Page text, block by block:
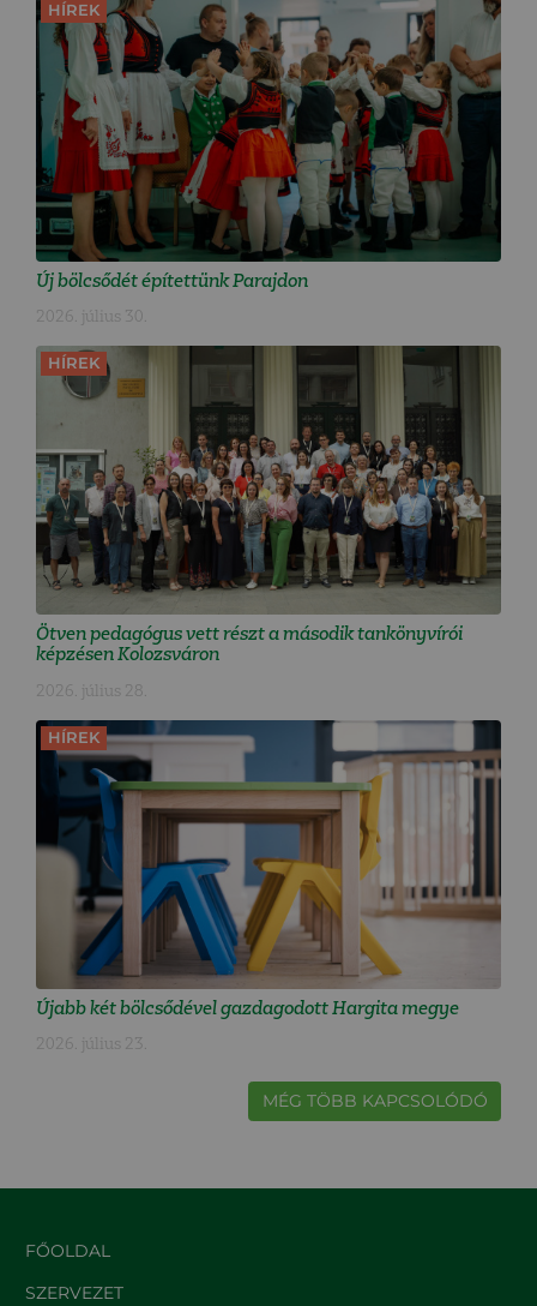
HÍREK
Új bölcsődét építettünk Parajdon
2026. július 30.
HÍREK
Ötven pedagógus vett részt a második tankönyvírói
képzésen Kolozsváron
2026. július 28.
HÍREK
Újabb két bölcsődével gazdagodott Hargita megye
2026. július 23.
MÉG TÖBB KAPCSOLÓDÓ
FŐOLDAL
SZERVEZET